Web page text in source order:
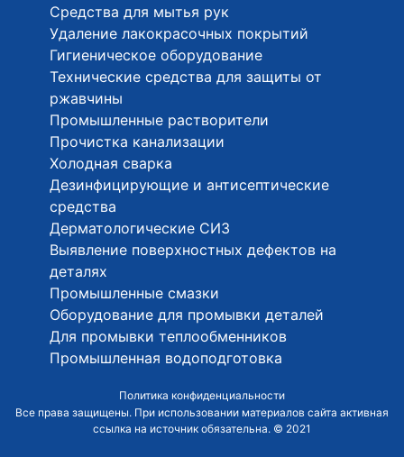
Средства для мытья рук
Удаление лакокрасочных покрытий
Гигиеническое оборудование
Технические средства для защиты от
ржавчины
Промышленные растворители
Прочистка канализации
Холодная сварка
Дезинфицирующие и антисептические
средства
Дерматологические СИЗ
Выявление поверхностных дефектов на
деталях
Промышленные смазки
Оборудование для промывки деталей
Для промывки теплообменников
Промышленная водоподготовка
Политика конфиденциальности
Все права защищены. При использовании материалов сайта активная
ссылка на источник обязательна. © 2021